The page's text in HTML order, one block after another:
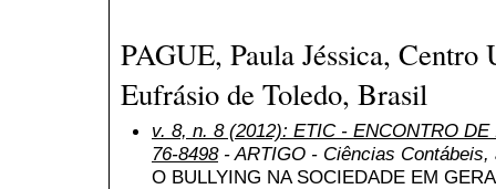
PAGUE, Paula Jéssica,
Eufrásio de Toledo, Brasil
v. 8, n. 8 (2012): ETIC - ENCONTRO
76-8498- ARTIGO - Ciências Contábeis,
O BULLYING NA SOCIEDADE EM